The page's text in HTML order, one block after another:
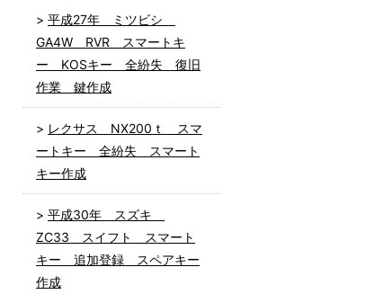
平成27年 ミツビシ
GA4W RVR スマートキ
ー KOSキー 全紛失 復旧
作業 鍵作成
レクサス NX200ｔ スマ
ートキー 全紛失 スマート
キー作成
平成30年 スズキ
ZC33 スイフト スマート
キー 追加登録 スペアキー
作成